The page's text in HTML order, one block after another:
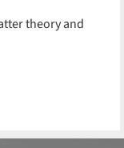
theory and